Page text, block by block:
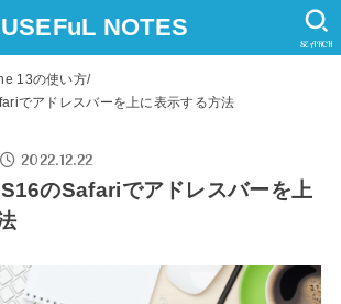
USEFuL NOTES
SEARCH
13の使い方
でアドレスバーを上に表示する方法
2022.12.22
のSafariでアドレスバーを上